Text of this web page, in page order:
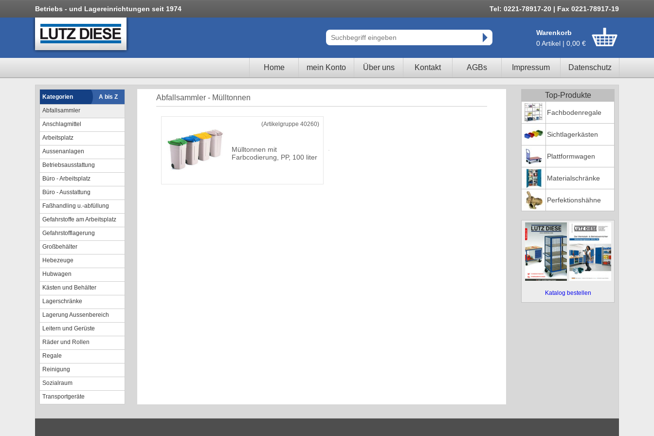
Betriebs - und Lagereinrichtungen seit 1974 Tel: 0221-78917-20 | Fax 0221-78917-19
Warenkorb
0 Artikel | 0,00 €
Home mein Konto Über uns Kontakt AGBs Impressum Datenschutz
Kategorien
A bis Z
Abfallsammler
Anschlagmittel
Arbeitsplatz
Aussenanlagen
Betriebsausstattung
Büro - Arbeitsplatz
Büro - Ausstattung
Faßhandling u.-abfüllung
Gefahrstoffe am Arbeitsplatz
Gefahrstofflagerung
Großbehälter
Hebezeuge
Hubwagen
Kästen und Behälter
Lagerschränke
Lagerung Aussenbereich
Leitern und Gerüste
Räder und Rollen
Regale
Reinigung
Sozialraum
Transportgeräte
Abfallsammler - Mülltonnen
(Artikelgruppe 40260)
Mülltonnen mit
Farbcodierung, PP, 100 liter
Top-Produkte
Fachbodenregale
Sichtlagerkästen
Plattformwagen
Materialschränke
Perfektionshähne
Katalog bestellen